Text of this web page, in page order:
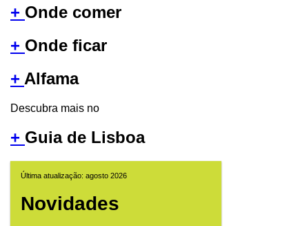
+ Onde comer
+ Onde ficar
+ Alfama
Descubra mais no
+ Guia de Lisboa
Última atualização: agosto 2026
Novidades